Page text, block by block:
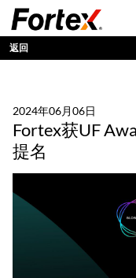
返回
2024年06月06日
Fortex获UF
提名